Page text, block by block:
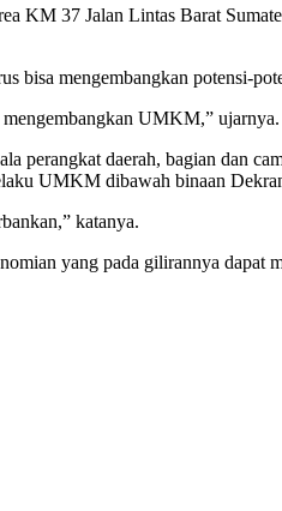
KM 37 Jalan Lintas Barat
bisa mengembangkan potensi-
mengembangkan UMKM,” ujarnya.
perangkat daerah, bagian dan
UMKM dibawah binaan
katanya.
yang pada gilirannya dapat